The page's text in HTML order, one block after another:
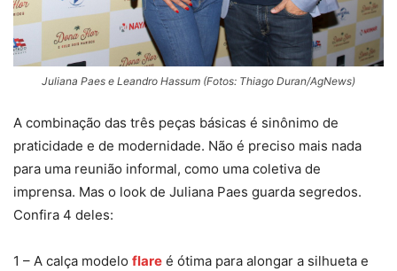
Juliana Paes e Leandro Hassum (Fotos: Thiago Duran/AgNews)
A combinação das três peças básicas é sinônimo de
praticidade e de modernidade. Não é preciso mais nada
para uma reunião informal, como uma coletiva de
imprensa. Mas o look de Juliana Paes guarda segredos.
Confira 4 deles:
1 – A calça modelo flare é ótima para alongar a silhueta e